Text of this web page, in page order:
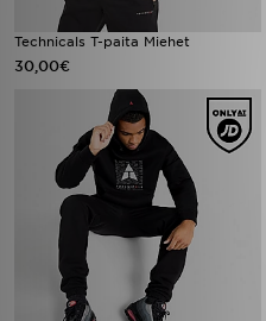
Technicals T-paita Miehet
30,00€